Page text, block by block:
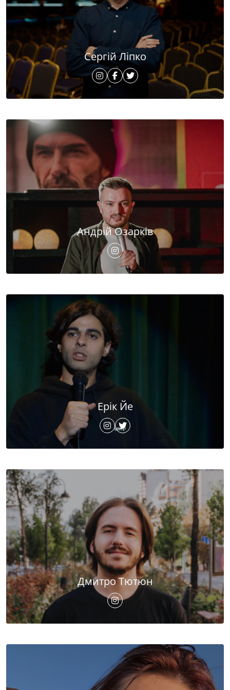
Сергій Ліпко
Андрій Озарків
Ерік Йе
Дмитро Тютюн